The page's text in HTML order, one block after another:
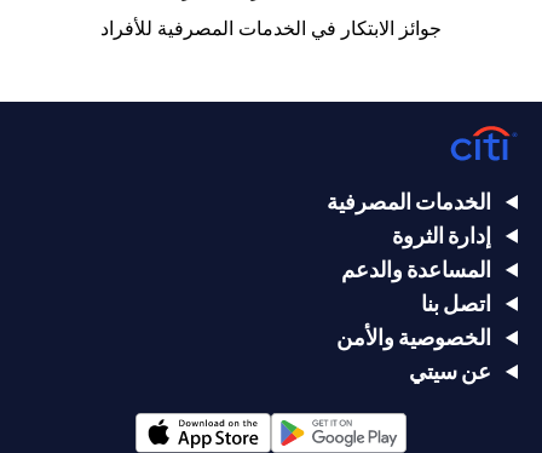
جوائز الابتكار في الخدمات المصرفية للأفراد
الخدمات المصرفية
إدارة الثروة
المساعدة والدعم
اتصل بنا
الخصوصية والأمن
عن سيتي